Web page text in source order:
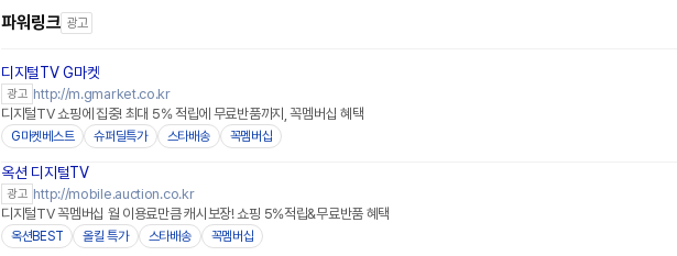
파워링크 광고
디지털TV G마켓
광고 http://m.gmarket.co.kr
디지털TV 쇼핑에 집중! 최대 5% 적립에 무료반품까지, 꼭멤버십 혜택
G마켓베스트 슈퍼딜특가 스타배송 꼭멤버십
옥션 디지털TV
광고 http://mobile.auction.co.kr
디지털TV 꼭멤버십 월 이용료만큼 캐시보장! 쇼핑 5%적립&무료반품 혜택
옥션BEST 올킬 특가 스타배송 꼭멤버십